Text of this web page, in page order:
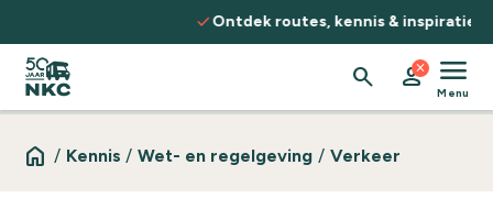
Ontdek routes, kennis & inspiratie
search person
close menu
Menu
home / Kennis / Wet- en regelgeving / Verkeer